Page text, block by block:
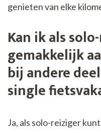
genieten van elke
Kan ik als
gemakkelijk
bij andere
single
Ja, als solo-reiziger